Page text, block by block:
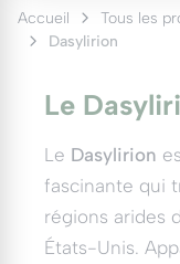
Accueil Tous les
Dasylirion
Le
Le Dasylirion
fascinante qui
régions arides
États-Unis.